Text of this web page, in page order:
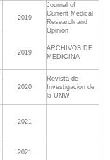
2019
Journal of
Current Medical
Research and
Opinion
2019
ARCHIVOS DE
MEDICINA
2020
Revista de
Investigación de
la UNW
2021
2021